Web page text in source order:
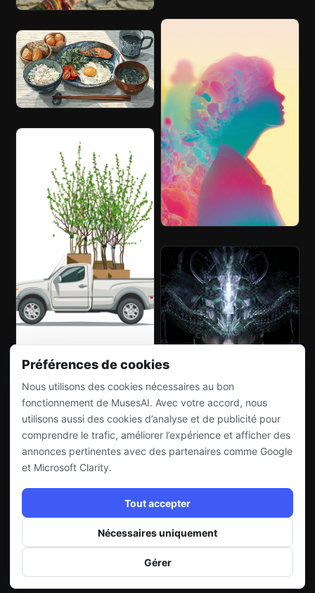
Préférences de cookies
Nous utilisons des cookies nécessaires au bon
fonctionnement de MusesAI. Avec votre accord, nous
utilisons aussi des cookies d’analyse et de publicité pour
comprendre le trafic, améliorer l’expérience et afficher des
annonces pertinentes avec des partenaires comme Google
et Microsoft Clarity.
Tout accepter
Nécessaires uniquement
Gérer